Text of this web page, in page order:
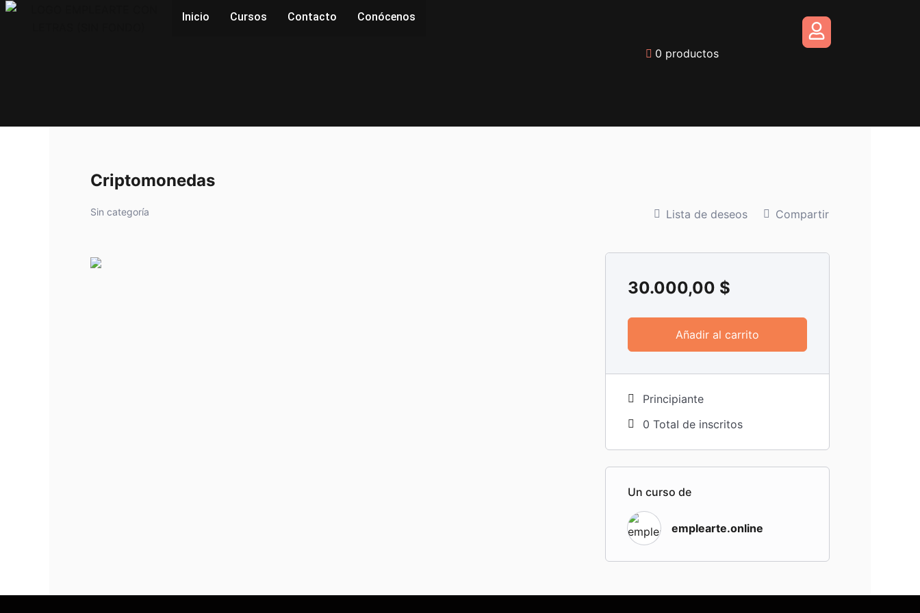
Ir
Inicio Cursos Contacto Conócenos
0 productos
Criptomonedas
Sin categoría Lista de deseos Compartir
30.000,00 $
Añadir al carrito
Principiante
0 TotaI de inscritos
Un curso de
emplearte.online